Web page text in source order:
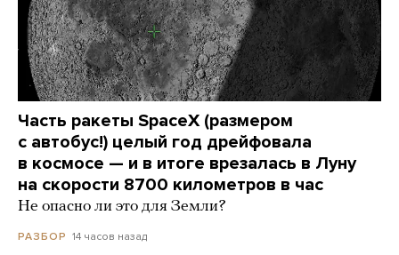
Часть ракеты SpaceX (размером
с автобус!) целый год дрейфовала
в космосе — и в итоге врезалась в Луну
на скорости 8700 километров в час
Не опасно ли это для Земли?
РАЗБОР 14 часов назад